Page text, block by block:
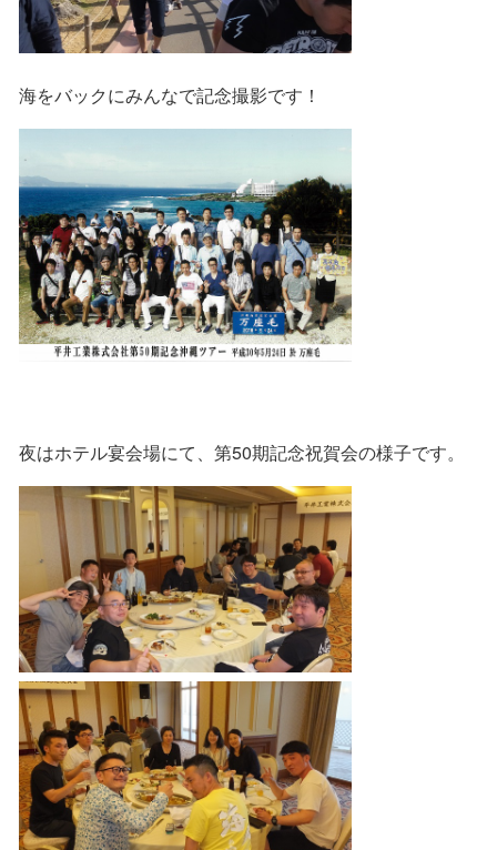
海をバックにみんなで記念撮影です！
夜はホテル宴会場にて、第50期記念祝賀会の様子です。